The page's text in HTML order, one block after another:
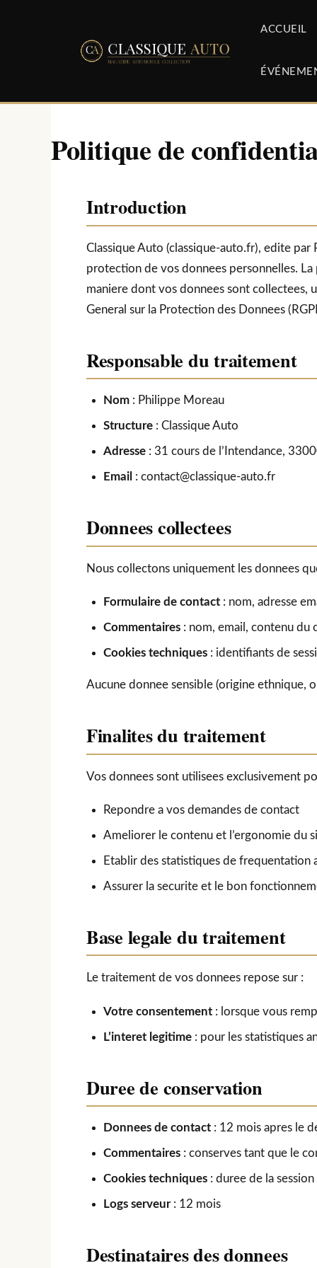
ACCUEIL
Politique de
Introduction
Classique Auto (classique-auto.fr), edite
protection de vos donnees personnelles.
maniere dont vos donnees sont collectees,
General sur la Protection des Donnees
Responsable du traitement
Nom : Philippe Moreau
Structure : Classique Auto
Adresse : 31 cours de l’Intendance,
Email : contact@classique-auto.fr
Donnees collectees
Nous collectons uniquement les donnees
Formulaire de contact : nom, adresse
Commentaires : nom, email, contenu du
Cookies techniques : identifiants de
Aucune donnee sensible (origine ethnique,
Finalites du traitement
Vos donnees sont utilisees exclusivement
Repondre a vos demandes de contact
Ameliorer le contenu et l’ergonomie du
Etablir des statistiques de frequentation
Assurer la securite et le bon
Base legale du traitement
Le traitement de vos donnees repose sur :
Votre consentement : lorsque vous
L’interet legitime : pour les statistiques
Duree de conservation
Donnees de contact : 12 mois apres le
Commentaires : conserves tant que le
Cookies techniques : duree de la
Logs serveur: 12 mois
Destinataires des donnees